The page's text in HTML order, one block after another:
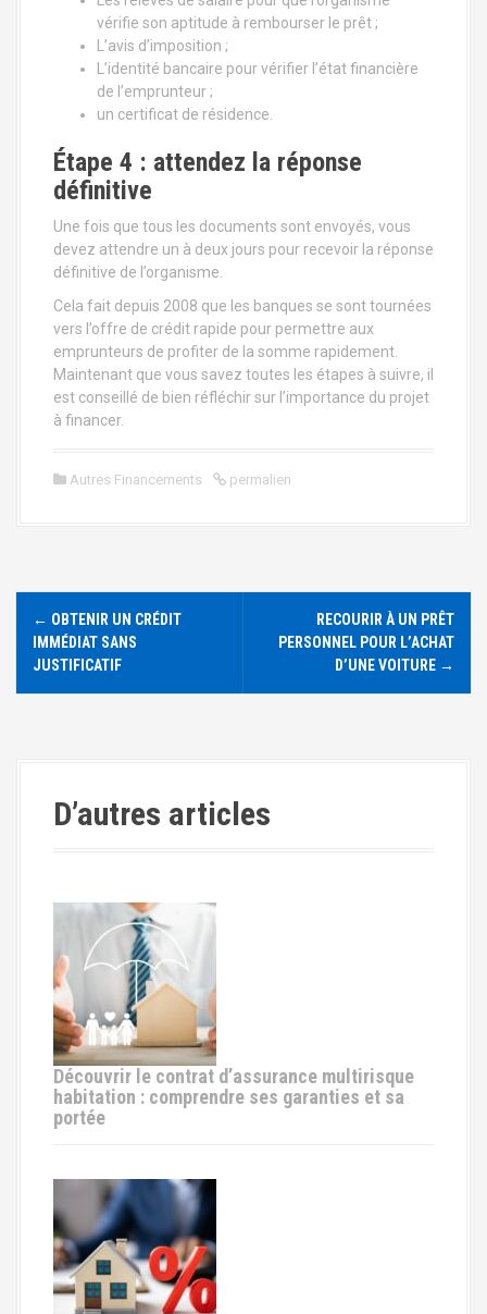
vérifie son aptitude à rembourser le prêt ;
L’avis d’imposition ;
L’identité bancaire pour vérifier l’état financière
de l’emprunteur ;
un certificat de résidence.
Étape 4 : attendez la réponse
définitive
Une fois que tous les documents sont envoyés, vous
devez attendre un à deux jours pour recevoir la réponse
définitive de l’organisme.
Cela fait depuis 2008 que les banques se sont tournées
vers l’offre de crédit rapide pour permettre aux
emprunteurs de profiter de la somme rapidement.
Maintenant que vous savez toutes les étapes à suivre, il
est conseillé de bien réfléchir sur l’importance du projet
à financer.
Autres Financements permalien
N
v
← OBTENIR UN CRÉDIT
IMMÉDIAT SANS
JUSTIFICATIF
RECOURIR À UN PRÊT
PERSONNEL POUR L’ACHAT
D’UNE VOITURE →
D’autres articles
Découvrir le contrat d’assurance multirisque
habitation : comprendre ses garanties et sa
portée